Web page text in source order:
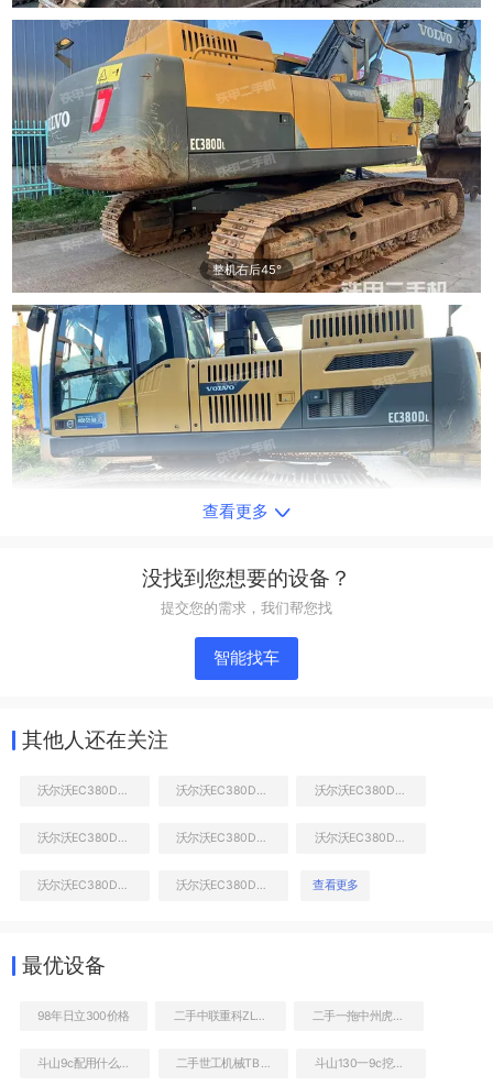
整机右后45°
液压泵舱室正面整体
查看更多
没找到您想要的设备？
提交您的需求，我们帮您找
智能找车
其他人还在关注
查看更多
最优设备
98年日立300价格 二手一拖中州虎828C非公路自卸车
斗山130一9c挖掘机新机多少钱